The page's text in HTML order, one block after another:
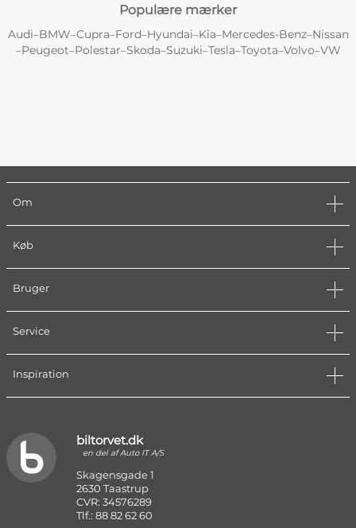
Populære mærker
Audi–BMW–Cupra–Ford–Hyundai–Kia–Mercedes-Benz–Nissan
–Peugeot–Polestar–Skoda–Suzuki–Tesla–Toyota–Volvo–VW
Om
Køb
Bruger
Service
Inspiration
biltorvet.dk
en del af Auto IT A/S
Skagensgade 1
2630 Taastrup
CVR: 34576289
Tlf.: 88 82 62 60